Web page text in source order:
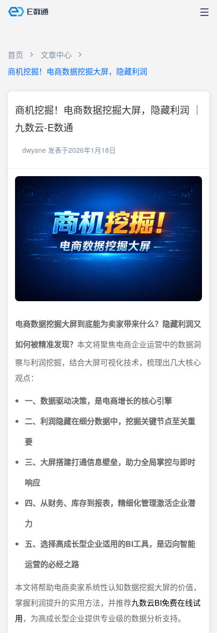
首页
文章中心
商机挖掘！电商数据挖掘大屏，隐藏利润
商机挖掘！电商数据挖掘大屏，隐藏利润 ｜
九数云-E数通
dwyane 发表于2026年1月18日
电商数据挖掘大屏到底能为卖家带来什么？隐藏利润又
如何被精准发现？ 本文将聚焦电商企业运营中的数据洞
察与利润挖掘，结合大屏可视化技术，梳理出几大核心
观点：
一、数据驱动决策，是电商增长的核心引擎
二、利润隐藏在细分数据中，挖掘关键节点至关重
要
三、大屏搭建打通信息壁垒，助力全局掌控与即时
响应
四、从财务、库存到报表，精细化管理激活企业潜
力
五、选择高成长型企业适用的BI工具，是迈向智能
运营的必经之路
本文将帮助电商卖家系统性认知数据挖掘大屏的价值，
掌握利润提升的实用方法，并推荐九数云BI免费在线试
用，为高成长型企业提供专业级的数据分析支持。